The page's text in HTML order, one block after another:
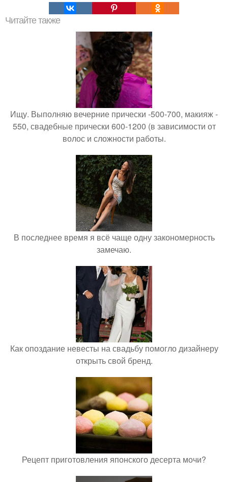
Читайте также
Ищу. Выполняю вечерние прически -500-700, макияж -
550, свадебные прически 600-1200 (в зависимости от
волос и сложности работы.
В последнее время я всё чаще одну закономерность
замечаю.
Как опоздание невесты на свадьбу помогло дизайнеру
открыть свой бренд.
Рецепт приготовления японского десерта мочи?